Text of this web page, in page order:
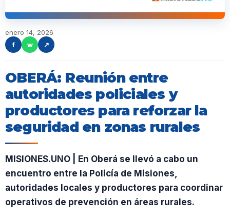
enero 14, 2026
f
w ↗
OBERÁ: Reunión entre
autoridades policiales y
productores para reforzar la
seguridad en zonas rurales
MISIONES.UNO | En Oberá se llevó a cabo un
encuentro entre la Policía de Misiones,
autoridades locales y productores para coordinar
operativos de prevención en áreas rurales.